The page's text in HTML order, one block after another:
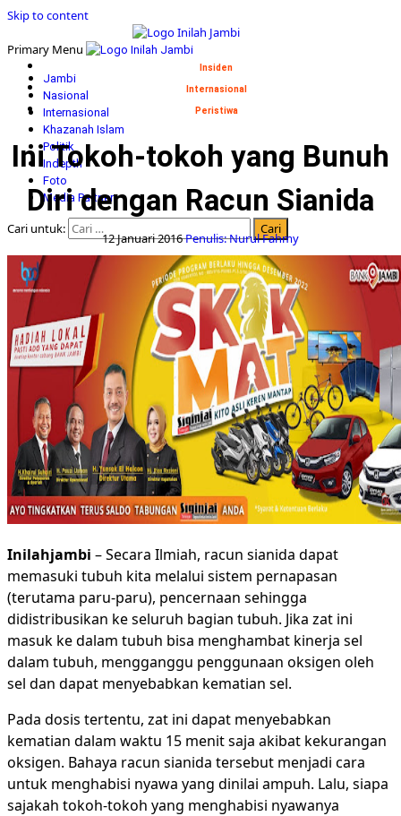
Skip to content
Primary Menu
Jambi
Nasional
Internasional
Khazanah Islam
Politik
Indepth
Foto
Media Partner
Cari untuk:
Insiden
Internasional
Peristiwa
Ini Tokoh-tokoh yang Bunuh
Diri dengan Racun Sianida
12 Januari 2016Penulis: Nurul Fahmy
Inilahjambi – Secara Ilmiah, racun sianida dapat
memasuki tubuh kita melalui sistem pernapasan
(terutama paru-paru), pencernaan sehingga
didistribusikan ke seluruh bagian tubuh. Jika zat ini
masuk ke dalam tubuh bisa menghambat kinerja sel
dalam tubuh, mengganggu penggunaan oksigen oleh
sel dan dapat menyebabkan kematian sel.
Pada dosis tertentu, zat ini dapat menyebabkan
kematian dalam waktu 15 menit saja akibat kekurangan
oksigen. Bahaya racun sianida tersebut menjadi cara
untuk menghabisi nyawa yang dinilai ampuh. Lalu, siapa
sajakah tokoh-tokoh yang menghabisi nyawanya